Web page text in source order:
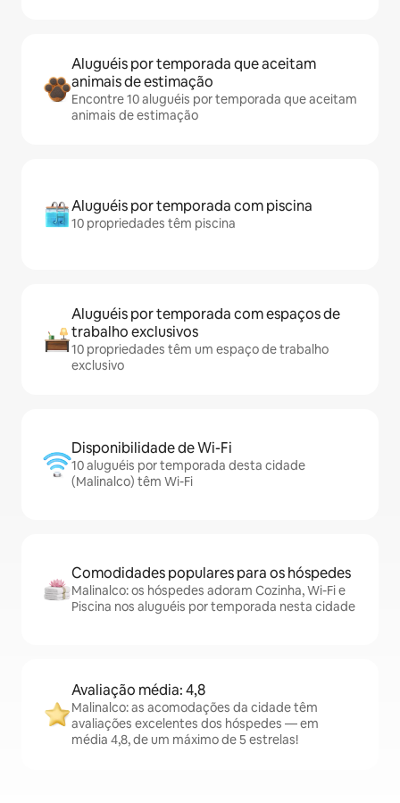
Aluguéis por temporada que aceitam
animais de estimação
Encontre 10 aluguéis por temporada que aceitam
animais de estimação
Aluguéis por temporada com piscina
10 propriedades têm piscina
Aluguéis por temporada com espaços de
trabalho exclusivos
10 propriedades têm um espaço de trabalho
exclusivo
Disponibilidade de Wi-Fi
10 aluguéis por temporada desta cidade
(Malinalco) têm Wi-Fi
Comodidades populares para os hóspedes
Malinalco: os hóspedes adoram Cozinha, Wi-Fi e
Piscina nos aluguéis por temporada nesta cidade
Avaliação média: 4,8
Malinalco: as acomodações da cidade têm
avaliações excelentes dos hóspedes — em
média 4,8, de um máximo de 5 estrelas!